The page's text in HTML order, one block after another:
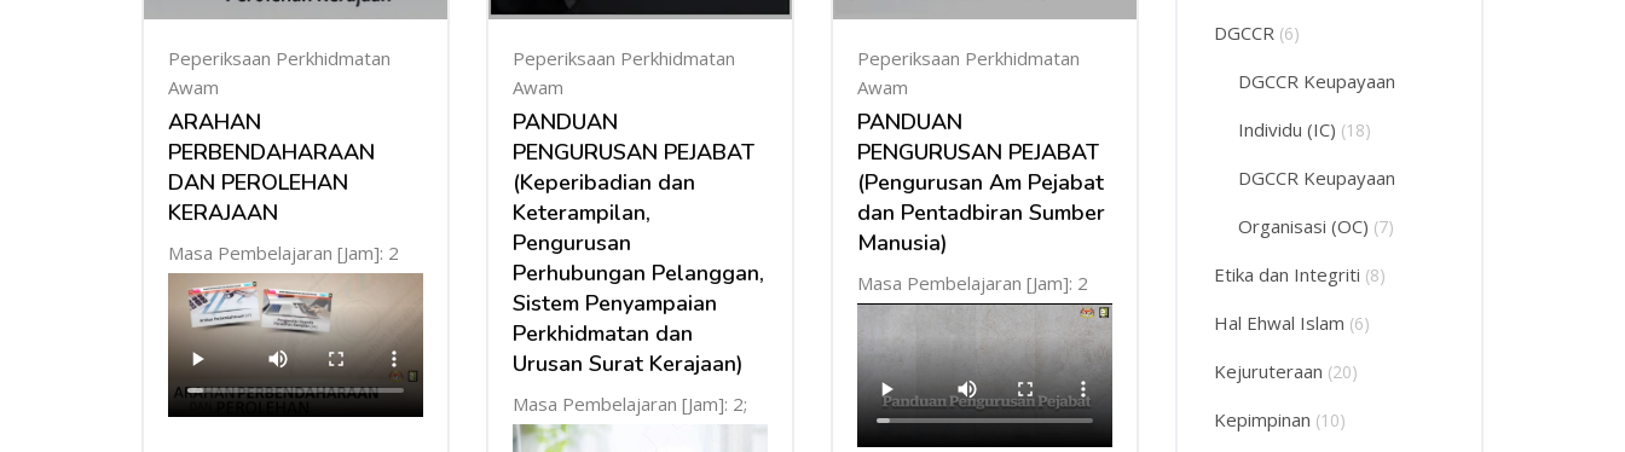
Peperiksaan Perkhidmatan
Awam
ARAHAN
PERBENDAHARAAN
DAN PEROLEHAN
KERAJAAN
Masa Pembelajaran [Jam]: 2
Peperiksaan Perkhidmatan
Awam
PANDUAN
PENGURUSAN PEJABAT
(Keperibadian dan
Keterampilan,
Pengurusan
Perhubungan Pelanggan,
Sistem Penyampaian
Perkhidmatan dan
Urusan Surat Kerajaan)
Masa Pembelajaran [Jam]: 2;
Peperiksaan Perkhidmatan
Awam
PANDUAN
PENGURUSAN PEJABAT
(Pengurusan Am Pejabat
dan Pentadbiran Sumber
Manusia)
Masa Pembelajaran [Jam]: 2
DGCCR (6)
DGCCR Keupayaan
Individu (IC) (18)
DGCCR Keupayaan
Organisasi (OC) (7)
Etika dan Integriti (8)
Hal Ehwal Islam (6)
Kejuruteraan (20)
Kepimpinan (10)